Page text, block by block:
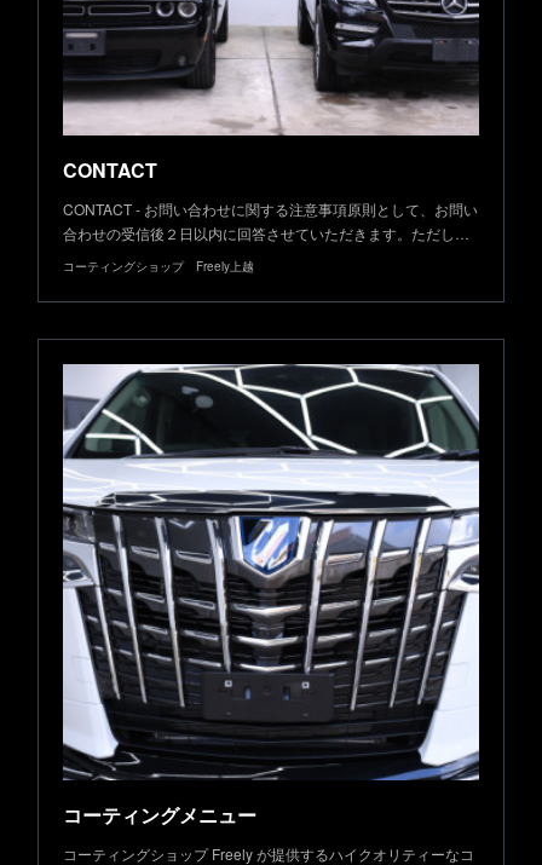
CONTACT
CONTACT - お問い合わせに関する注意事項原則として、お問い
合わせの受信後２日以内に回答させていただきます。ただし…
コーティングショップ Freely上越
コーティングメニュー
コーティングショップ Freely が提供するハイクオリティーなコ